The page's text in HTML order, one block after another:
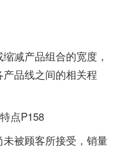
减产品组合的宽度，
品线之间的相关程
点P158
被顾客所接受，销量